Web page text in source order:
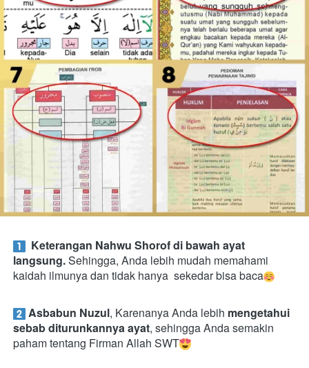
Keterangan Nahwu Shorof di bawah ayat
langsung. Sehingga, Anda lebih mudah memahami
kaidah ilmunya dan tidak hanya  sekedar bisa baca
Asbabun Nuzul, Karenanya Anda lebih mengetahui
sebab diturunkannya ayat, sehingga Anda semakin
paham tentang Firman Allah SWT